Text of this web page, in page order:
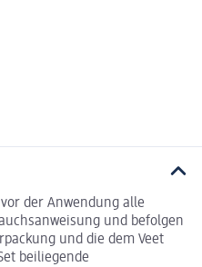
vor der Anwendung alle
und befolgen
und die dem Veet
beiliegende